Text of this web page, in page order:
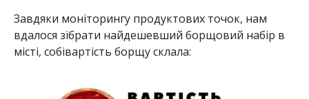
Завдяки моніторингу продуктових точок, нам
вдалося зібрати найдешевший борщовий набір в
місті, собівартість борщу склала: